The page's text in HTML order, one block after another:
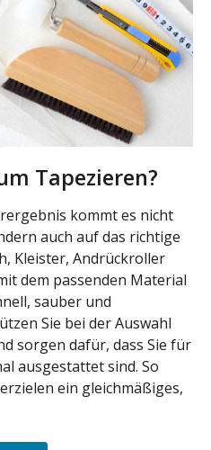
Tapezieren?
kommt es nicht
auch auf das richtige
Kleister, Andrückroller
dem passenden Material
sauber und
Sie bei der Auswahl
sorgen dafür, dass Sie für
ausgestattet sind. So
ein gleichmäßiges,